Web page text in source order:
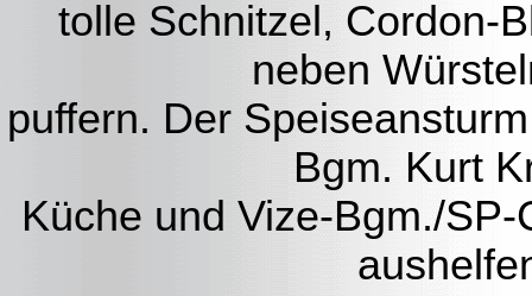
tolle Schnitzel, Cordon-
neben
puffern. Der
Bgm. Kurt
Küche und Vize-Bgm./